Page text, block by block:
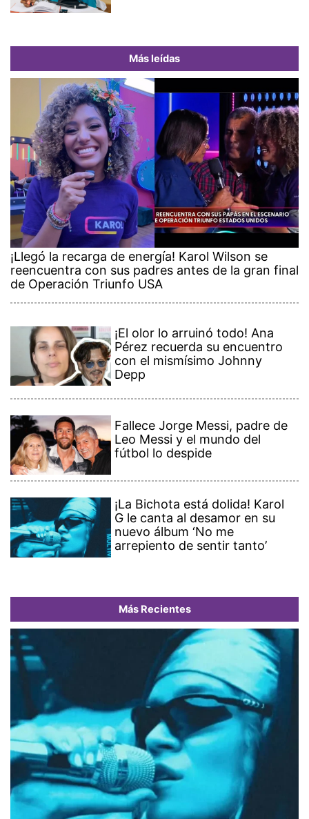
Más leídas
¡Llegó la recarga de energía! Karol Wilson se
reencuentra con sus padres antes de la gran final
de Operación Triunfo USA
¡El olor lo arruinó todo! Ana
Pérez recuerda su encuentro
con el mismísimo Johnny
Depp
Fallece Jorge Messi, padre de
Leo Messi y el mundo del
fútbol lo despide
¡La Bichota está dolida! Karol
G le canta al desamor en su
nuevo álbum ‘No me
arrepiento de sentir tanto’
Más Recientes